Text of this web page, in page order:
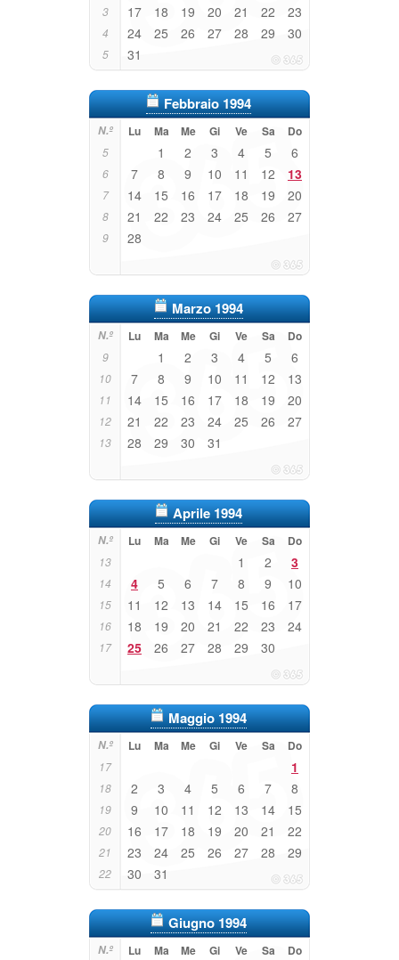
3 17 18 19 20 21 22 23
4 24 25 26 27 28 29 30
5 31
Febbraio 1994
N.º Lu Ma Me Gi Ve Sa Do
5 1 2 3 4 5 6
6 7 8 9 10 11 12 13
7 14 15 16 17 18 19 20
8 21 22 23 24 25 26 27
9 28
Marzo 1994
N.º Lu Ma Me Gi Ve Sa Do
9 1 2 3 4 5 6
10 7 8 9 10 11 12 13
11 14 15 16 17 18 19 20
12 21 22 23 24 25 26 27
13 28 29 30 31
Aprile 1994
N.º Lu Ma Me Gi Ve Sa Do
13 1 2 3
14 4 5 6 7 8 9 10
15 11 12 13 14 15 16 17
16 18 19 20 21 22 23 24
17 25 26 27 28 29 30
Maggio 1994
N.º Lu Ma Me Gi Ve Sa Do
17 1
18 2 3 4 5 6 7 8
19 9 10 11 12 13 14 15
20 16 17 18 19 20 21 22
21 23 24 25 26 27 28 29
22 30 31
Giugno 1994
N.º Lu Ma Me Gi Ve Sa Do